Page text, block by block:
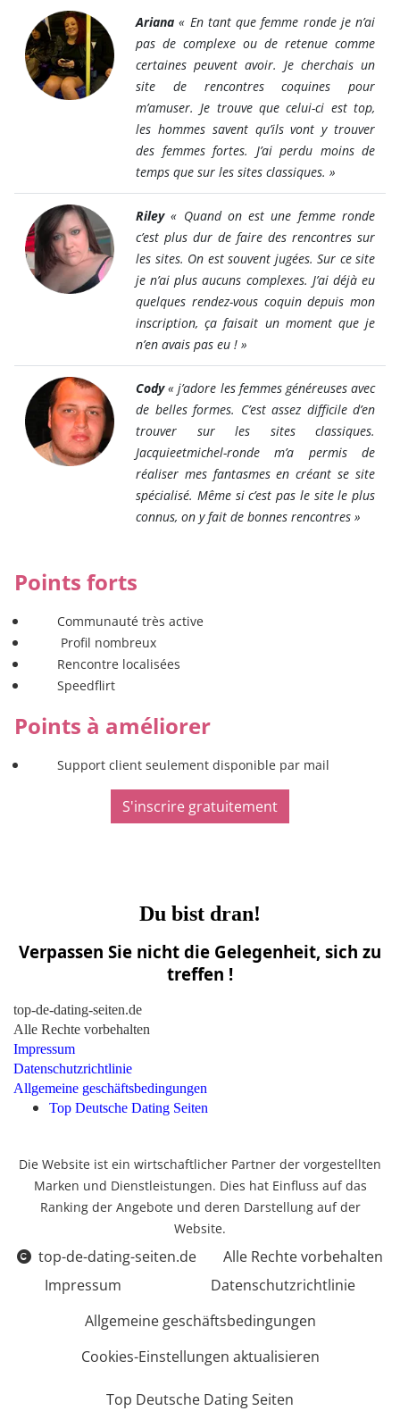
Ariana« En tant que femme ronde je n’ai
pas de complexe ou de retenue comme
certaines peuvent avoir. Je cherchais un
site de rencontres coquines pour
m’amuser. Je trouve que celui-ci est top,
les hommes savent qu’ils vont y trouver
des femmes fortes. J’ai perdu moins de
temps que sur les sites classiques. »
Riley« Quand on est une femme ronde
c’est plus dur de faire des rencontres sur
les sites. On est souvent jugées. Sur ce site
je n’ai plus aucuns complexes. J’ai déjà eu
quelques rendez-vous coquin depuis mon
inscription, ça faisait un moment que je
n’en avais pas eu ! »
Cody« j’adore les femmes généreuses avec
de belles formes. C’est assez difficile d’en
trouver sur les sites classiques.
Jacquieetmichel-ronde m’a permis de
réaliser mes fantasmes en créant se site
spécialisé. Même si c’est pas le site le plus
connus, on y fait de bonnes rencontres »
Points forts
Communauté très active
Profil nombreux
Rencontre localisées
Speedflirt
Points à améliorer
Support client seulement disponible par mail
S'inscrire gratuitement
Du bist dran!
Verpassen Sie nicht die Gelegenheit, sich zu
treffen !
top-de-dating-seiten.de
Alle Rechte vorbehalten
Impressum
Datenschutzrichtlinie
Allgemeine geschäftsbedingungen
Top Deutsche Dating Seiten
Die Website ist ein wirtschaftlicher Partner der vorgestellten
Marken und Dienstleistungen. Dies hat Einfluss auf das
Ranking der Angebote und deren Darstellung auf der
Website.
top-de-dating-seiten.de
Alle Rechte vorbehalten
Impressum
Datenschutzrichtlinie
Allgemeine geschäftsbedingungen
Cookies-Einstellungen aktualisieren
Top Deutsche Dating Seiten